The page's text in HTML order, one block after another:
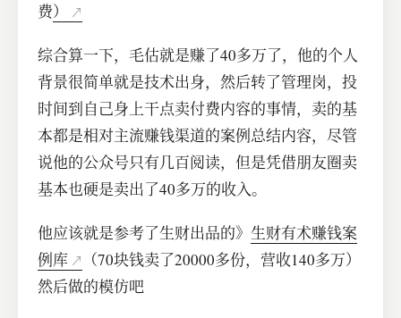
费）
综合算一下，毛估就是赚了40多万了，他的个人
背景很简单就是技术出身，然后转了管理岗，投
时间到自己身上干点卖付费内容的事情，卖的基
本都是相对主流赚钱渠道的案例总结内容，尽管
说他的公众号只有几百阅读，但是凭借朋友圈卖
基本也硬是卖出了40多万的收入。
他应该就是参考了生财出品的》生财有术赚钱案
例库
（70块钱卖了20000多份，营收140多万）
然后做的模仿吧